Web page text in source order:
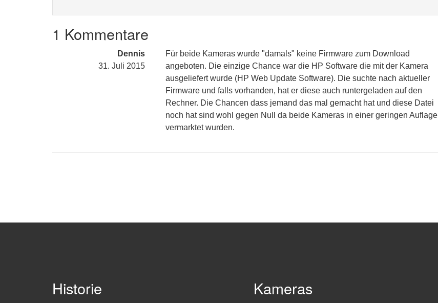
1 Kommentare
Dennis
31. Juli 2015
Für beide Kameras wurde "damals" keine Firmware zum Download
angeboten. Die einzige Chance war die HP Software die mit der Kamera
ausgeliefert wurde (HP Web Update Software). Die suchte nach aktueller
Firmware und falls vorhanden, hat er diese auch runtergeladen auf den
Rechner. Die Chancen dass jemand das mal gemacht hat und diese Datei
noch hat sind wohl gegen Null da beide Kameras in einer geringen Auflage
vermarktet wurden.
Historie Kameras